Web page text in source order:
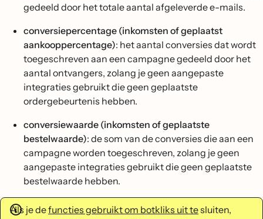
gedeeld door het totale aantal afgeleverde e-mails.
conversiepercentage (inkomsten of geplaatst
aankooppercentage): het aantal conversies dat wordt
toegeschreven aan een campagne gedeeld door het
aantal ontvangers, zolang je geen aangepaste
integraties gebruikt die geen geplaatste
ordergebeurtenis hebben.
conversiewaarde (inkomsten of geplaatste
bestelwaarde): de som van de conversies die aan een
campagne worden toegeschreven, zolang je geen
aangepaste integraties gebruikt die geen geplaatste
bestelwaarde hebben.
Als je defuncties gebruikt om botkliks uit tesluiten,